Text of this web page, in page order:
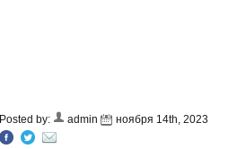
Posted by: admin ноября 14th, 2023